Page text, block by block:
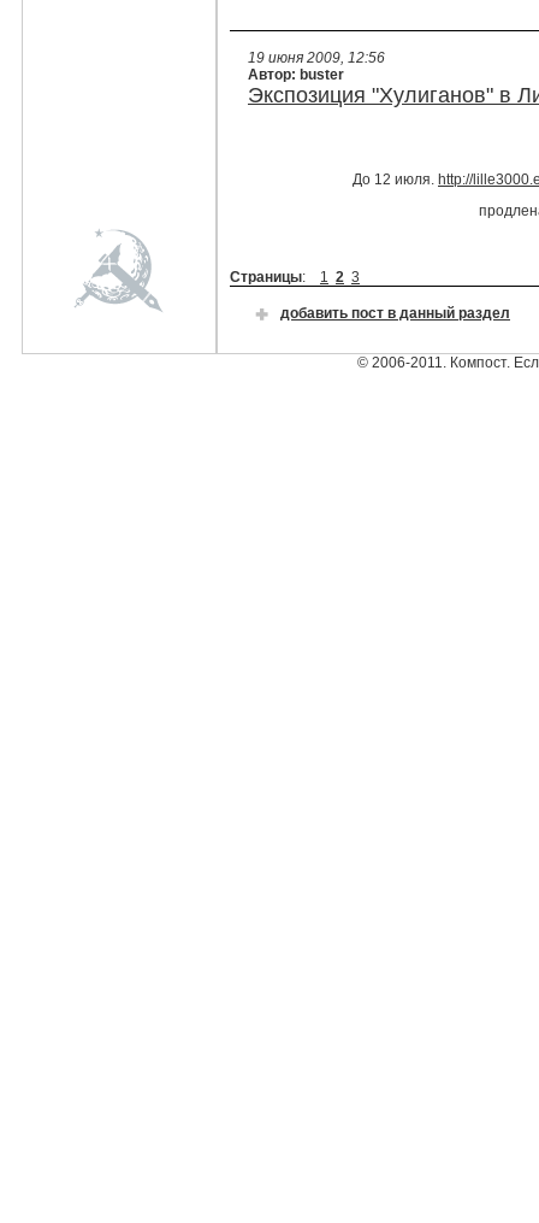
19 июня 2009, 12:56
Автор: buster
Экспозиция "Хулиганов" в
До 12 июля. http://
Страницы: 1 2 3
добавить пост в данный раздел
© 2006-2011. Компост.